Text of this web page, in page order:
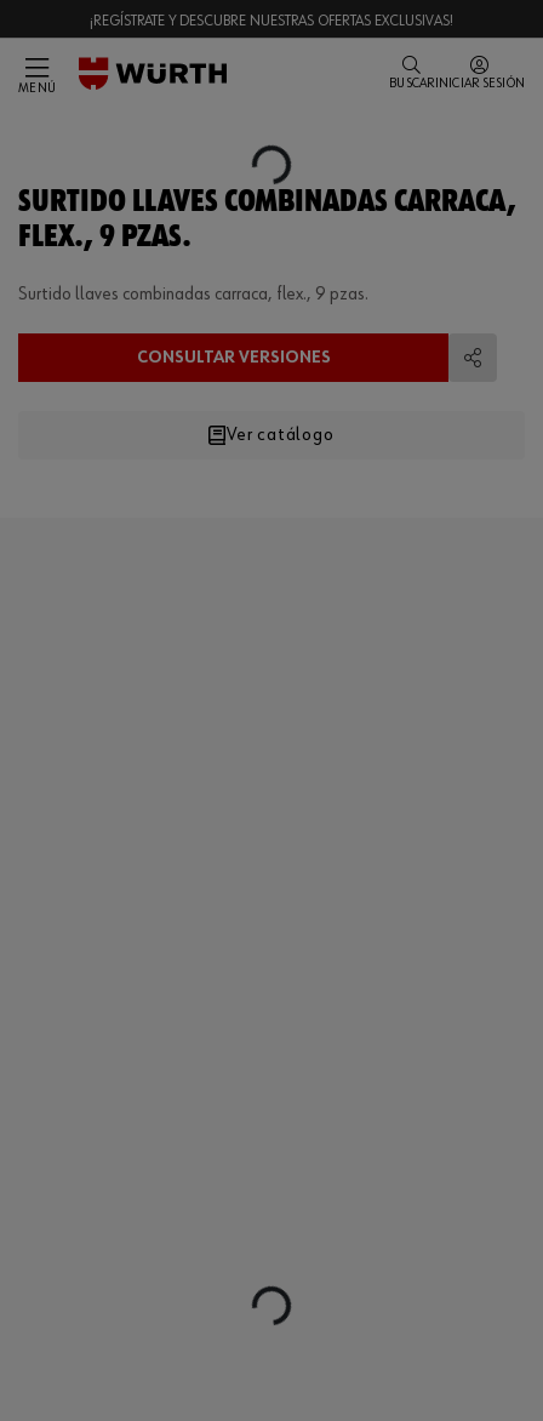
¡REGÍSTRATE Y DESCUBRE NUESTRAS OFERTAS EXCLUSIVAS!
MENÚ BUSCAR INICIAR SESIÓN
Loading...
SURTIDO LLAVES COMBINADAS CARRACA,
FLEX., 9 PZAS.
Surtido llaves combinadas carraca, flex., 9 pzas.
CONSULTAR VERSIONES
Ver catálogo